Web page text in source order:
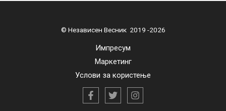
© Независен Весник 2019 -2026
Импресум
Маркетинг
Услови за користење